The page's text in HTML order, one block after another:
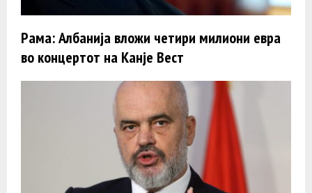
Рама: Албанија вложи четири милиони евра
во концертот на Канје Вест